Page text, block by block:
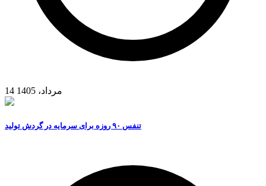
14 مرداد، 1405
تنفس ۹۰ روزه برای سرمایه در گردش تولید